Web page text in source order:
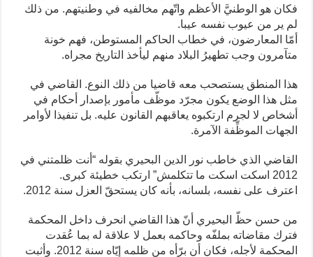
فكان هو الوطنيَّ الأعظم واتّهم مخالفيه في وطنيتهم. من ذلك
لم ير من عيوب نفسه عيبا.
أمّا المعارضون، في خطاب الحاكم المستوطن، فهم خونة
متآمرون وجب تطهيرُ البلاد منهم ليأخذ التاريخ مجراه.
هذا المنطق يستصحب معه قاضيا من ذلك النوع. القاضي في
مثل هذا الوضع يكون مجرّد موظّف مأمور بإصدار أحكام في
أشخاص لا لجرم ارتكبوه يعاقبهم القانون عليه. بل تنفيذا لأوامر
الجهات الموظِّفة الآمرة.
القاضي الذي خاطب نور الدين البحيري بقوله “أنت ظلمتني في
2012 اسكت اسكت ما تتكلمش” ارتكب خطيئة كبرى.
اعترف على نفسه، بلسانه، بأنه كان يستحقّ العزل سنة 2012.
من حسن حظّ البحيري أنّ هذا القاضي انحرف داخل المحكمة
فترك مقاضاته بملفّه وحاكمه بعمل لا علاقة له بما عُقدت
المحكمة لأجله، فكان أن برّأه من ظلمه إيّاه سنة 2012. وأثبت